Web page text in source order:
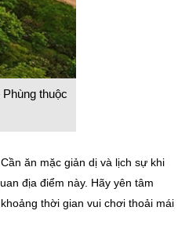
thuộc
ăn mặc giản dị và lịch sự khi
địa điểm này. Hãy yên tâm
thời gian vui chơi thoải mái